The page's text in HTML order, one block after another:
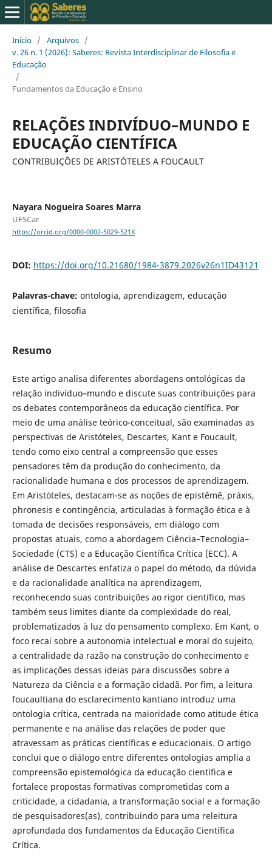
Início / Arquivos /
v. 26 n. 1 (2026): Saberes: Revista Interdisciplinar de Filosofia e
Educação
/
Fundamentos da Educação e Ensino
RELAÇÕES INDIVÍDUO–MUNDO E
EDUCAÇÃO CIENTÍFICA
CONTRIBUIÇÕES DE ARISTÓTELES A FOUCAULT
Nayara Nogueira Soares Marra
UFSCar
https://orcid.org/0000-0002-5029-521X
DOI: https://doi.org/10.21680/1984-3879.2026v26n1ID43121
Palavras-chave: ontologia, aprendizagem, educação
científica, filosofia
Resumo
Este artigo analisa diferentes abordagens ontológicas da
relação indivíduo–mundo e discute suas contribuições para
os debates contemporâneos da educação científica. Por
meio de uma análise teórico-conceitual, são examinadas as
perspectivas de Aristóteles, Descartes, Kant e Foucault,
tendo como eixo central a compreensão que esses
pensadores têm da produção do conhecimento, da
racionalidade humana e dos processos de aprendizagem.
Em Aristóteles, destacam-se as noções de epistēmē, práxis,
phronesis e contingência, articuladas à formação ética e à
tomada de decisões responsáveis, em diálogo com
propostas atuais, como a abordagem Ciência–Tecnologia–
Sociedade (CTS) e a Educação Científica Crítica (ECC). A
análise de Descartes enfatiza o papel do método, da dúvida
e da racionalidade analítica na aprendizagem,
reconhecendo suas contribuições ao rigor científico, mas
também seus limites diante da complexidade do real,
problematizados à luz do pensamento complexo. Em Kant, o
foco recai sobre a autonomia intelectual e moral do sujeito,
a centralidade da razão na construção do conhecimento e
as implicações dessas ideias para discussões sobre a
Natureza da Ciência e a formação cidadã. Por fim, a leitura
foucaultiana do esclarecimento kantiano introduz uma
ontologia crítica, centrada na maioridade como atitude ética
permanente e na análise das relações de poder que
atravessam as práticas científicas e educacionais. O artigo
conclui que o diálogo entre diferentes ontologias amplia a
compreensão epistemológica da educação científica e
fortalece propostas formativas comprometidas com a
criticidade, a cidadania, a transformação social e a formação
de pesquisadores(as), contribuindo para uma releitura
aprofundada dos fundamentos da Educação Científica
Crítica.